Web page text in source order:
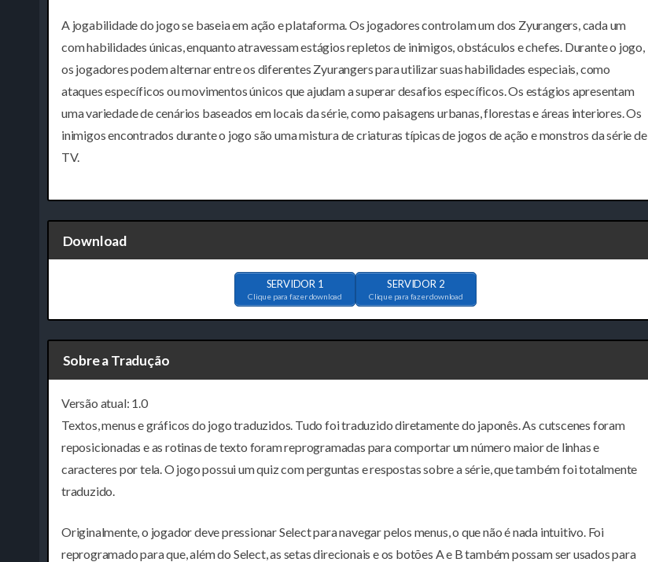
A jogabilidade do jogo se baseia em ação e plataforma. Os jogadores controlam um dos Zyurangers, cada um
com habilidades únicas, enquanto atravessam estágios repletos de inimigos, obstáculos e chefes. Durante o jogo,
os jogadores podem alternar entre os diferentes Zyurangers para utilizar suas habilidades especiais, como
ataques específicos ou movimentos únicos que ajudam a superar desafios específicos. Os estágios apresentam
uma variedade de cenários baseados em locais da série, como paisagens urbanas, florestas e áreas interiores. Os
inimigos encontrados durante o jogo são uma mistura de criaturas típicas de jogos de ação e monstros da série de
TV.
Download
SERVIDOR 1
Clique para fazer download
SERVIDOR 2
Clique para fazer download
Sobre a Tradução
Versão atual: 1.0
Textos, menus e gráficos do jogo traduzidos. Tudo foi traduzido diretamente do japonês. As cutscenes foram
reposicionadas e as rotinas de texto foram reprogramadas para comportar um número maior de linhas e
caracteres por tela. O jogo possui um quiz com perguntas e respostas sobre a série, que também foi totalmente
traduzido.
Originalmente, o jogador deve pressionar Select para navegar pelos menus, o que não é nada intuitivo. Foi
reprogramado para que, além do Select, as setas direcionais e os botões A e B também possam ser usados para